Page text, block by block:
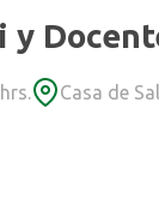
Casa de